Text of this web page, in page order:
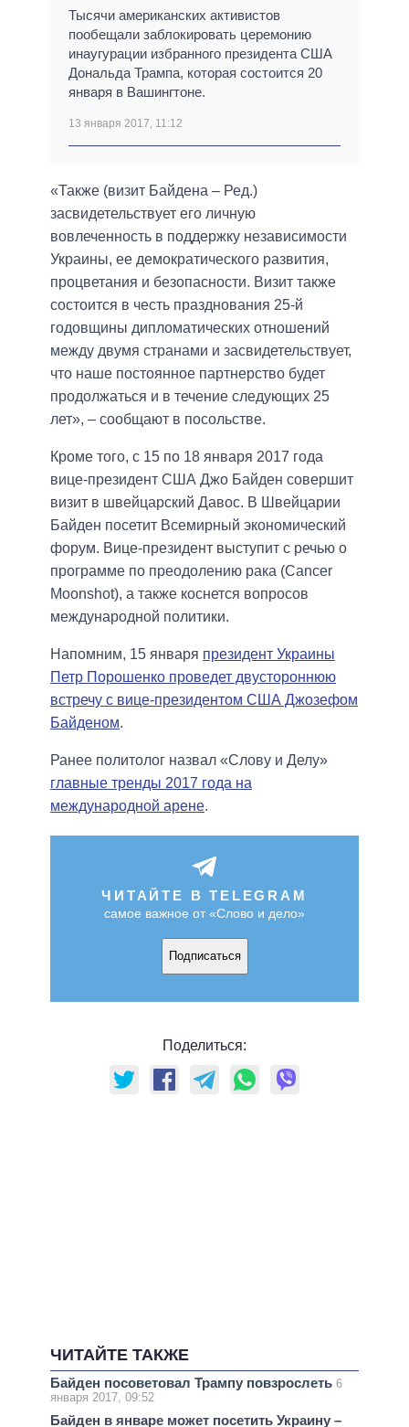
Тысячи американских активистов
пообещали заблокировать церемонию
инаугурации избранного президента США
Дональда Трампа, которая состоится 20
января в Вашингтоне.
13 января 2017, 11:12
«Также (визит Байдена – Ред.)
засвидетельствует его личную
вовлеченность в поддержку независимости
Украины, ее демократического развития,
процветания и безопасности. Визит также
состоится в честь празднования 25-й
годовщины дипломатических отношений
между двумя странами и засвидетельствует,
что наше постоянное партнерство будет
продолжаться и в течение следующих 25
лет», – сообщают в посольстве.
Кроме того, с 15 по 18 января 2017 года
вице-президент США Джо Байден совершит
визит в швейцарский Давос. В Швейцарии
Байден посетит Всемирный экономический
форум. Вице-президент выступит с речью о
программе по преодолению рака (Cancer
Moonshot), а также коснется вопросов
международной политики.
Напомним, 15 января президент Украины
Петр Порошенко проведет двустороннюю
встречу с вице-президентом США Джозефом
Байденом.
Ранее политолог назвал «Слову и Делу»
главные тренды 2017 года на
международной арене.
ЧИТАЙТЕ В TELEGRAM
самое важное от «Слово и дело»
Подписаться
Поделиться:
ЧИТАЙТЕ ТАКЖЕ
Байден посоветовал Трампу повзрослеть 6
января 2017, 09:52
Байден в январе может посетить Украину –